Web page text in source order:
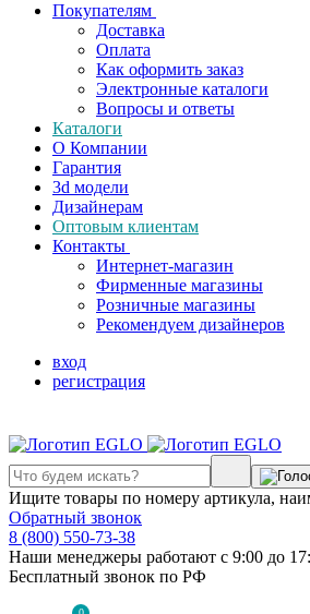
Покупателям
Доставка
Оплата
Как оформить заказ
Электронные каталоги
Вопросы и ответы
Каталоги
О Компании
Гарантия
3d модели
Дизайнерам
Оптовым клиентам
Контакты
Интернет-магазин
Фирменные магазины
Розничные магазины
Рекомендуем дизайнеров
вход
регистрация
Ищите товары по номеру артикула,
Обратный звонок
8 (800) 550-73-38
Наши менеджеры работают с 9:00 до
Бесплатный звонок по РФ